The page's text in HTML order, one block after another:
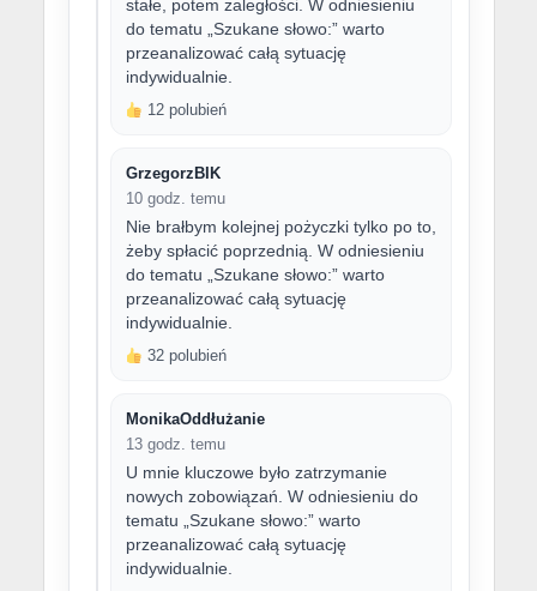
stałe, potem zaległości. W odniesieniu
do tematu „Szukane słowo:” warto
przeanalizować całą sytuację
indywidualnie.
12 polubień
GrzegorzBIK
10 godz. temu
Nie brałbym kolejnej pożyczki tylko po to,
żeby spłacić poprzednią. W odniesieniu
do tematu „Szukane słowo:” warto
przeanalizować całą sytuację
indywidualnie.
32 polubień
MonikaOddłużanie
13 godz. temu
U mnie kluczowe było zatrzymanie
nowych zobowiązań. W odniesieniu do
tematu „Szukane słowo:” warto
przeanalizować całą sytuację
indywidualnie.